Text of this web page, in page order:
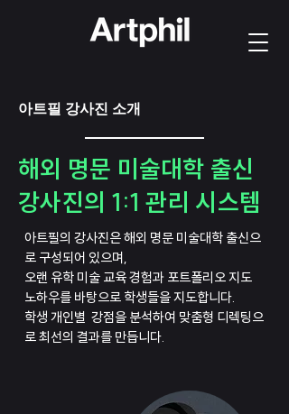
아트필 강사진 소개
해외 명문 미술대학 출신
강사진의 1:1 관리 시스템
아트필의 강사진은 해외 명문 미술대학 출신으
로 구성되어 있으며,
오랜 유학 미술 교육 경험과 포트폴리오 지도
노하우를 바탕으로 학생들을 지도합니다.
학생 개인별 강점을 분석하여 맞춤형 디렉팅으
로 최선의 결과를 만듭니다.